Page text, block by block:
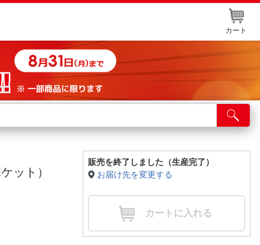
カート
サービス
取り置き
情報・店舗一覧
ット）
販売を終了しました（生産完了）
お届け先を変更する
カートに入れる